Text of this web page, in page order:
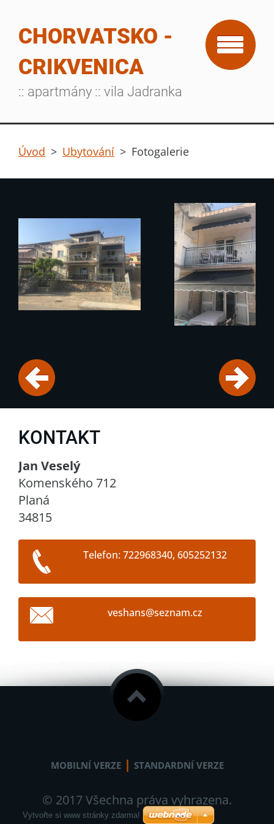
CHORVATSKO -
CRIKVENICA
:: apartmány :: vila Jadranka
Úvod > Ubytování > Fotogalerie
KONTAKT
Jan Veselý
Komenského 712
Planá
34815
Telefon: 722968340, 605252132
veshans@seznam.cz
MOBILNÍ VERZE | STANDARDNÍ VERZE
© 2017 Všechna práva vyhrazena.
Vytvořte si www stránky zdarma!